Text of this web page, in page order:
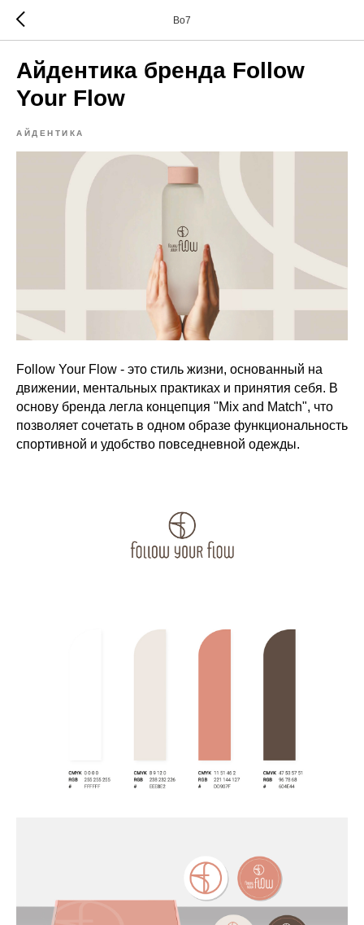
Bo7
Айдентика бренда Follow
Your Flow
АЙДЕНТИКА
Follow Your Flow - это стиль жизни, основанный на
движении, ментальных практиках и принятия себя. В
основу бренда легла концепция "Mix and Match", что
позволяет сочетать в одном образе функциональность
спортивной и удобство повседневной одежды.